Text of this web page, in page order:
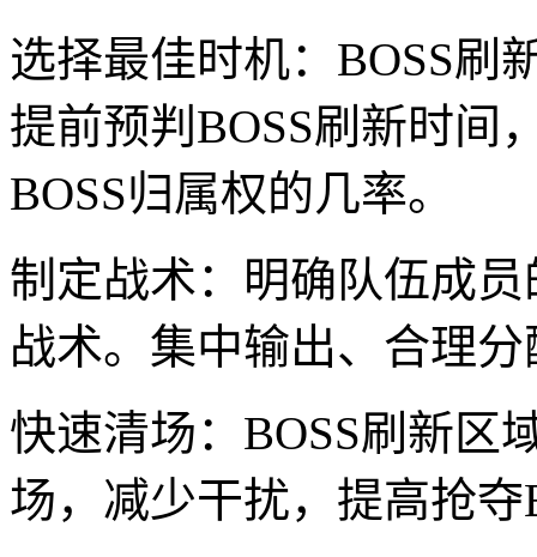
选择最佳时机：BOSS刷
提前预判BOSS刷新时间
BOSS归属权的几率。
制定战术：明确队伍成
战术。集中输出、合理
快速清场：BOSS刷新区
场，减少干扰，提高抢夺